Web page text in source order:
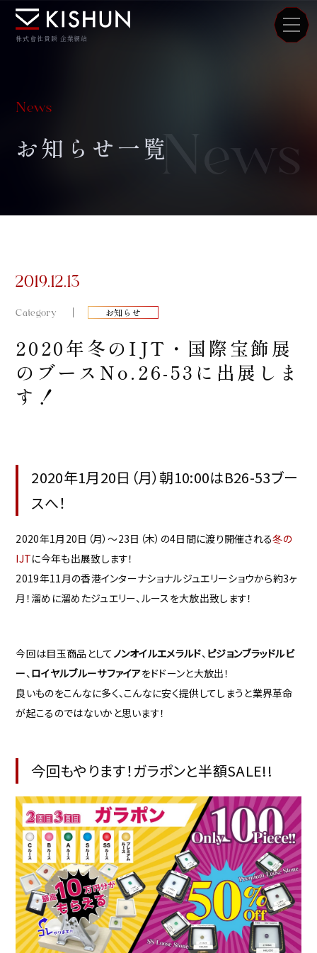
株式會社貴瞬 企業網站
News
お知らせ一覧News
2019.12.13
Category お知らせ
2020年冬のIJT・国際宝飾展
のブースNo.26-53に出展しま
す！
2020年1月20日（月）朝10:00はB26-53ブー
スへ！
2020年1月20日（月）〜23日（木）の4日間に渡り開催される冬の
IJTに今年も出展致します！
2019年11月の香港インターナショナルジュエリーショウから約3ヶ
月！溜めに溜めたジュエリー、ルースを大放出致します！
今回は目玉商品として ノンオイルエメラルド、 ピジョンブラッドルビ
ー、ロイヤルブルーサファイアをドドーンと大放出！
良いものをこんなに多く、こんなに安く提供してしまうと業界革命
が起こるのではないかと思います！
今回もやります！ガラポンと半額SALE!!